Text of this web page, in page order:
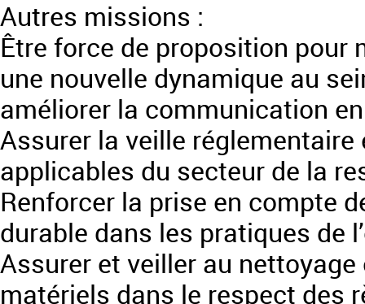
Autres missions :
Être force de proposition pour
une nouvelle dynamique au
améliorer la communication
Assurer la veille
applicables du secteur de la
Renforcer la prise en compte
durable dans les pratiques de
Assurer et veiller au
matériels dans le respect des